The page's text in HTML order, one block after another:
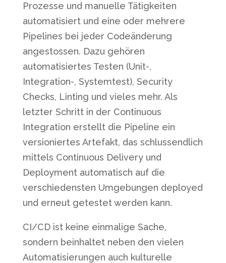
Prozesse und manuelle Tätigkeiten
automatisiert und eine oder mehrere
Pipelines bei jeder Codeänderung
angestossen. Dazu gehören
automatisiertes Testen (Unit-,
Integration-, Systemtest), Security
Checks, Linting und vieles mehr. Als
letzter Schritt in der Continuous
Integration erstellt die Pipeline ein
versioniertes Artefakt, das schlussendlich
mittels Continuous Delivery und
Deployment automatisch auf die
verschiedensten Umgebungen deployed
und erneut getestet werden kann.
CI/CD ist keine einmalige Sache,
sondern beinhaltet neben den vielen
Automatisierungen auch kulturelle